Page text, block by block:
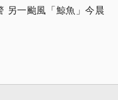
另一颱風「鯨魚」今晨